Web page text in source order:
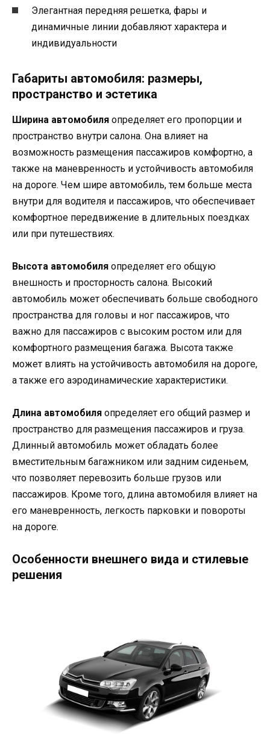
Элегантная передняя решетка, фары и
динамичные линии добавляют характера и
индивидуальности
Габариты автомобиля: размеры,
пространство и эстетика
Ширина автомобиля определяет его пропорции и
пространство внутри салона. Она влияет на
возможность размещения пассажиров комфортно, а
также на маневренность и устойчивость автомобиля
на дороге. Чем шире автомобиль, тем больше места
внутри для водителя и пассажиров, что обеспечивает
комфортное передвижение в длительных поездках
или при путешествиях.
Высота автомобиля определяет его общую
внешность и просторность салона. Высокий
автомобиль может обеспечивать больше свободного
пространства для головы и ног пассажиров, что
важно для пассажиров с высоким ростом или для
комфортного размещения багажа. Высота также
может влиять на устойчивость автомобиля на дороге,
а также его аэродинамические характеристики.
Длина автомобиля определяет его общий размер и
пространство для размещения пассажиров и груза.
Длинный автомобиль может обладать более
вместительным багажником или задним сиденьем,
что позволяет перевозить больше грузов или
пассажиров. Кроме того, длина автомобиля влияет на
его маневренность, легкость парковки и повороты
на дороге.
Особенности внешнего вида и стилевые
решения